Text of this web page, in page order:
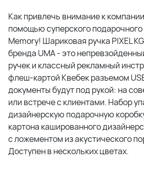
Как привлечь внимание к
помощью суперского подарочного
Memory! Шариковая ручка PIXEL
бренда UMA - это
ручек и классный рекламный
флеш-картой Квебек разъемом
документы будут под рукой: на
или встрече с клиентами. Набор
дизайнерскую подарочную
картона кашированного
с ложементом из акустического
Доступен в нескольких цветах.